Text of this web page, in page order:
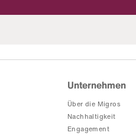
Unternehmen
Über die Migros
Nachhaltigkeit
Engagement